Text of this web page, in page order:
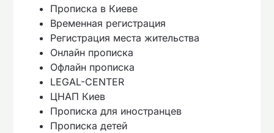
Прописка в Киеве
Временная регистрация
Регистрация места жительства
Онлайн прописка
Офлайн прописка
LEGAL-CENTER
ЦНАП Киев
Прописка для иностранцев
Прописка детей